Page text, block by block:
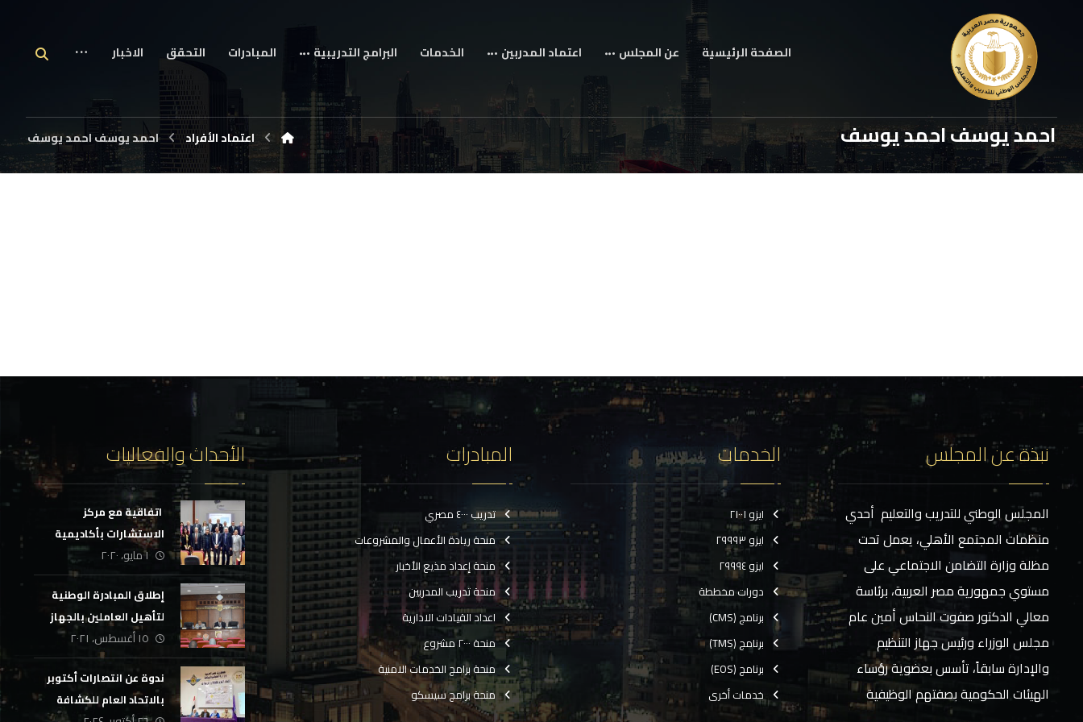
الصفحة الرئيسية عن المجلس اعتماد المدربين الخدمات البرامج التدريبية المبادرات التحقق الاخبار
احمد يوسف احمد يوسف اعتماد الأفراد احمد يوسف احمد يوسف
نبذة عن المجلس
المجلس الوطني للتدريب والتعليم أحدي
منظمات المجتمع الأهلي، يعمل تحت
مظلة وزارة التضامن الاجتماعي على
مستوي جمهورية مصر العربية، برئاسة
معالي الدكتور صفوت النحاس أمين عام
مجلس الوزراء ورئيس جهاز التنظيم
والإدارة سابقاً، تأسس بعضوية رؤساء
الهيئات الحكومية بصفتهم الوظيفية
الخدمات
ايزو ٢١٠٠١
ايزو ٢٩٩٩٣
ايزو ٢٩٩٩٤
دورات مخططة
برنامج (CMS)
برنامج (TMS)
برنامج (EOS)
خدمات أخرى
المبادرات
تدريب ٤٠٠٠ مصري
منحة ريادة الأعمال والمشروعات
منحة إعداد مذيع الأخبار
منحة تدريب المدربين
اعداد القيادات الادارية
منحة ٢٠٠٠ مشروع
منحة برامج الخدمات الامنية
منحة برامج سيسكو
الأحداث والفعاليات
‏ اتفاقية مع مركز
الاستشارات بأكاديمية
السادات
١ مايو، ٢٠٢٠
إطلاق المبادرة الوطنية
لتأهيل العاملين بالجهاز
الإداري للدولة
١٥ أغسطس، ٢٠٢١
ندوة عن انتصارات أكتوبر
بالاتحاد العام للكشافة